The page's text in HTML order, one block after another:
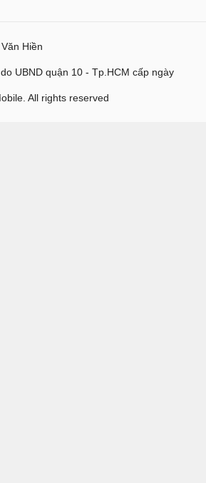
Hiền
UBND quận 10 - Tp.HCM cấp ngày
All rights reserved